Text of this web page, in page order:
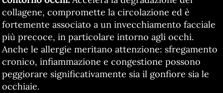
collagene, compromette la circolazione ed è
fortemente associato a un invecchiamento facciale
più precoce, in particolare intorno agli occhi.
Anche le allergie meritano attenzione: sfregamento
cronico, infiammazione e congestione possono
peggiorare significativamente sia il gonfiore sia le
occhiaie.